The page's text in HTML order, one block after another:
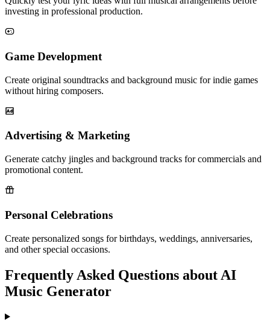
investing in professional production.
Game Development
Create original soundtracks and background music for indie games
without hiring composers.
Advertising & Marketing
Generate catchy jingles and background tracks for commercials and
promotional content.
Personal Celebrations
Create personalized songs for birthdays, weddings, anniversaries,
and other special occasions.
Frequently Asked Questions about AI
Music Generator